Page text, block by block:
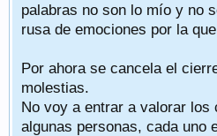
palabras no son lo mío y no
rusa de emociones por la
Por ahora se cancela el
molestias.
No voy a entrar a valorar los
algunas personas, cada uno